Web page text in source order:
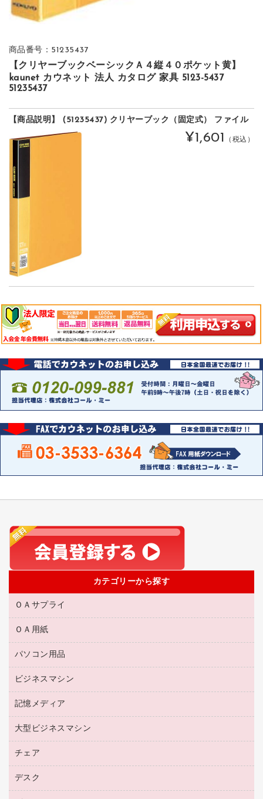
商品番号：51235437
【クリヤーブックベーシックＡ４縦４０ポケット黄】
kaunet カウネット 法人 カタログ 家具 5123-5437
51235437
【商品説明】 (51235437) クリヤーブック（固定式） ファイル
¥1,601 （税込）
カテゴリーから探す
ＯＡサプライ
互換インクカートリッジ
リサイクルトナー（プール方式）
リサイクルインクカートリッジ
プリンタ用リボン
トナーカートリッジ
コピートナー
インクカートリッジ
ＯＡ用紙
名刺用紙
ワープロ用紙
ラベル用紙
プロッター用紙
ハガキ用紙
その他コピー用紙・プリンタ用紙
パソコン用品
パソコン周辺機器
マウスパッド
マウス
パソコンバッグ／収納用品
ネットワーク／ＬＡＮ機器
ビジネスマシン
電話機
レーザープリンタ／複合機
メモリーカード
プロジェクタ
ファクシミリ
記憶メディア
ブルーレイディスク
ＣＤ－ＲＷ
ＣＤ－Ｒ
大型ビジネスマシン
プリンタ
チェア
応接イス・ベンチ
デスク